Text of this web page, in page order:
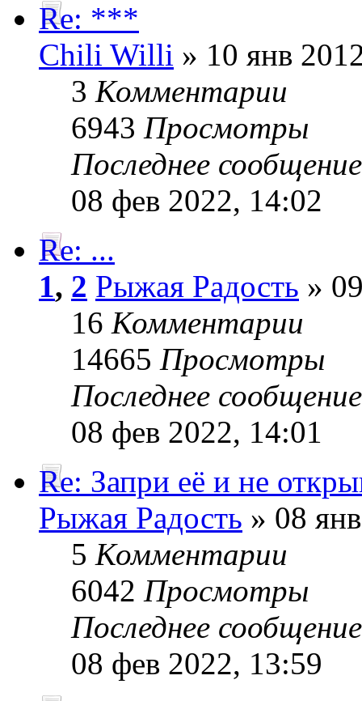
Re: ***
Chili Willi » 10 янв
3 Комментарии
6943 Просмотры
Последнее
08 фев 2022, 14:02
Re: ...
1, 2 Рыжая Радость »
16 Комментарии
14665 Просмотры
Последнее
08 фев 2022, 14:01
Re: Запри её и не
Рыжая Радость » 08
5 Комментарии
6042 Просмотры
Последнее
08 фев 2022, 13:59